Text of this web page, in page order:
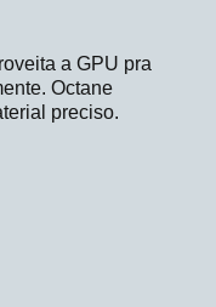
a GPU pra
Octane
preciso.